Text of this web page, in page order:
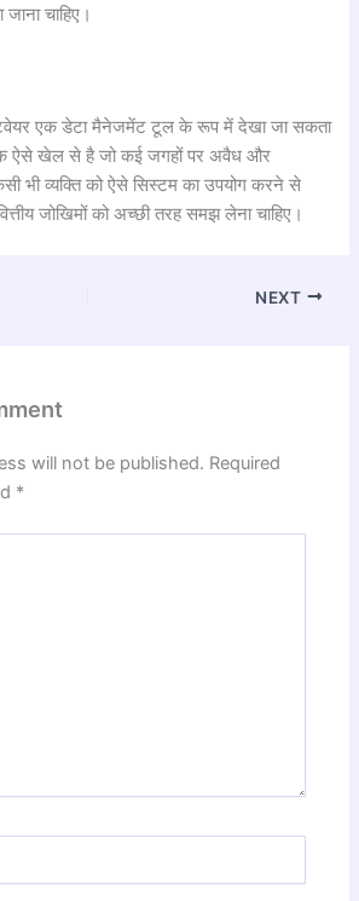
चाहिए।
एक डेटा मैनेजमेंट टूल के रूप में देखा जा सकता
ऐसे खेल से है जो कई जगहों पर अवैध और
भी व्यक्ति को ऐसे सिस्टम का उपयोग करने से
जोखिमों को अच्छी तरह समझ लेना चाहिए।
NEXT
will not be published. Required
*